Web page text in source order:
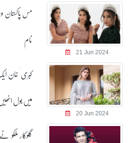
21 Jun 2024
نام
20 Jun 2024
کبری ٰ خان
میں بول
گلوکار